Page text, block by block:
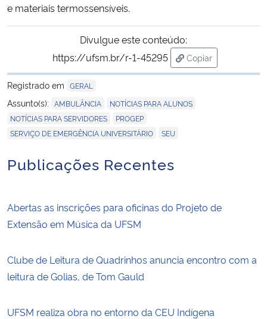
Ministério da Mulher, da Família e dos Direitos Humanos
Secretaria de Governo
Gabinete de Segurança Institucional
Advocacia-Geral da União
Banco Central do Brasil
e materiais termossensíveis.
Divulgue este conteúdo:
https://ufsm.br/r-1-45295
Copiar
para área de
Registrado em GERAL
Assunto(s): AMBULÂNCIA NOTÍCIAS PARA ALUNOS
NOTÍCIAS PARA SERVIDORES PROGEP
SERVIÇO DE EMERGÊNCIA UNIVERSITÁRIO SEU
Publicações Recentes
Abertas as inscrições para oficinas do Projeto de
Extensão em Música da UFSM
Clube de Leitura de Quadrinhos anuncia encontro com a
leitura de Golias, de Tom Gauld
UFSM realiza obra no entorno da CEU Indígena